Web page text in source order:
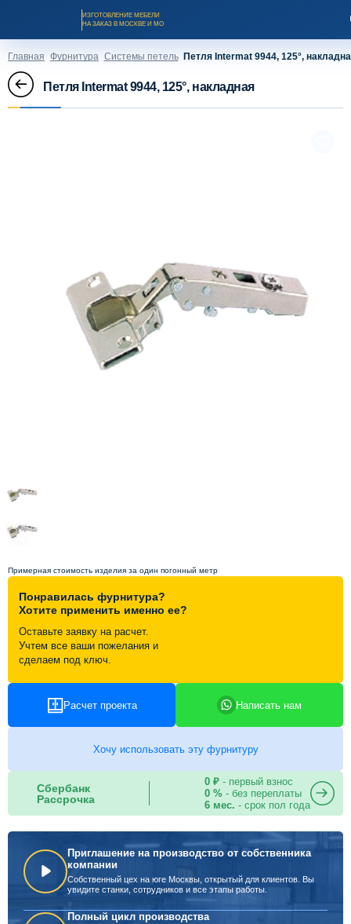
ИЗГОТОВЛЕНИЕ МЕБЕЛИ
НА ЗАКАЗ В МОСКВЕ И МО
Оплата и доставка
Рассрочка и кредит
Контакты
Главная Фурнитура Системы петель Петля Intermat 9944, 125°,
Петля Intermat 9944, 125°, накладная
Примерная стоимость изделия за один погонный метр
Понравилась фурнитура?
Хотите применить именно ее?
Оставьте заявку на расчет.
Учтем все ваши пожелания и
сделаем под ключ.
Расчет проекта Написать нам
Хочу использовать эту фурнитуру
Сбербанк
Рассрочка
0 ₽- первый взнос
0 %- без переплаты
6 мес. - срок пол года
Приглашение на производство от собственника
компании
Собственный цех на юге Москвы, открытый для клиентов. Вы
увидите станки, сотрудников и все этапы работы.
Полный цикл производства